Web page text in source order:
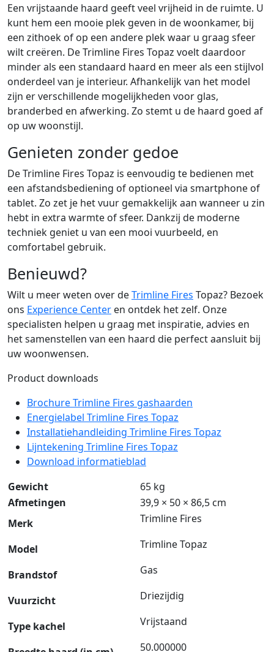
Een vrijstaande haard geeft veel vrijheid in de ruimte. U
kunt hem een mooie plek geven in de woonkamer, bij
een zithoek of op een andere plek waar u graag sfeer
wilt creëren. De Trimline Fires Topaz voelt daardoor
minder als een standaard haard en meer als een stijlvol
onderdeel van je interieur. Afhankelijk van het model
zijn er verschillende mogelijkheden voor glas,
branderbed en afwerking. Zo stemt u de haard goed af
op uw woonstijl.
Genieten zonder gedoe
De Trimline Fires Topaz is eenvoudig te bedienen met
een afstandsbediening of optioneel via smartphone of
tablet. Zo zet je het vuur gemakkelijk aan wanneer u zin
hebt in extra warmte of sfeer. Dankzij de moderne
techniek geniet u van een mooi vuurbeeld, en
comfortabel gebruik.
Benieuwd?
Wilt u meer weten over deTrimline Fires Topaz? Bezoek
ons Experience Center en ontdek het zelf. Onze
specialisten helpen u graag met inspiratie, advies en
het samenstellen van een haard die perfect aansluit bij
uw woonwensen.
Product downloads
Brochure Trimline Fires gashaarden
Energielabel Trimline Fires Topaz
Installatiehandleiding Trimline Fires Topaz
Lijntekening Trimline Fires Topaz
Download informatieblad
Gewicht
65 kg
Afmetingen
39,9 × 50 × 86,5 cm
Merk
Trimline Fires
Model Trimline Topaz
Brandstof Gas
Vuurzicht Driezijdig
Type kachel Vrijstaand
50.000000